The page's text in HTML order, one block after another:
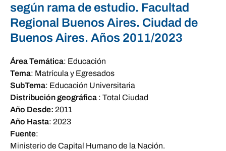
según rama de estudio. Facultad
Regional Buenos Aires. Ciudad de
Buenos Aires. Años 2011/2023
Área Temática: Educación
Tema: Matrícula y Egresados
SubTema: Educación Universitaria
Distribución geográfica : Total Ciudad
Año Desde: 2011
Año Hasta: 2023
Fuente:
Ministerio de Capital Humano de la Nación.